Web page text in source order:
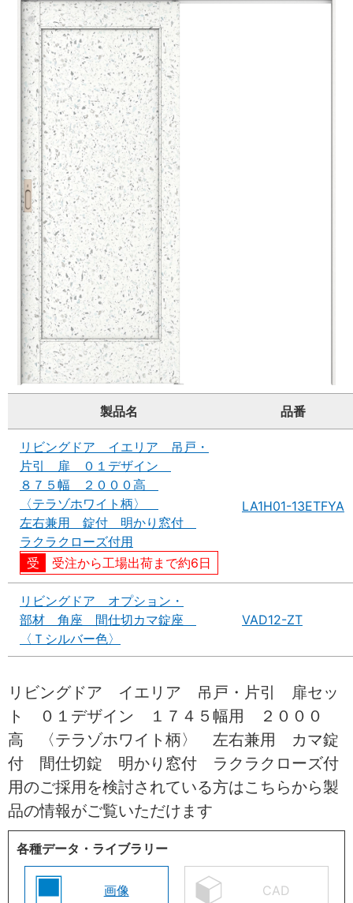
製品名 品番
リビングドア イエリア 吊戸・
片引 扉 ０１デザイン
８７５幅 ２０００高
〈テラゾホワイト柄〉
左右兼用 錠付 明かり窓付
ラクラクローズ付用
受注から工場出荷まで約6日
LA1H01-13ETFYA
リビングドア オプション・
部材 角座 間仕切カマ錠座
〈Ｔシルバー色〉
VAD12-ZT
リビングドア イエリア 吊戸・片引 扉セッ
ト ０１デザイン １７４５幅用 ２０００
高 〈テラゾホワイト柄〉 左右兼用 カマ錠
付 間仕切錠 明かり窓付 ラクラクローズ付
用のご採用を検討されている方はこちらから製
品の情報がご覧いただけます
各種データ・ライブラリー
画像 CAD